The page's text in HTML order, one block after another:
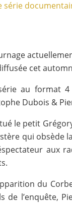
cet
au format
Dubois &
le petit
qui obsède
aux
du
de l’enquête,